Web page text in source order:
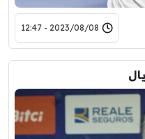
2023/08/08 - 12:47